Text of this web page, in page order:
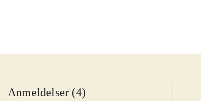
Anmeldelser (4)